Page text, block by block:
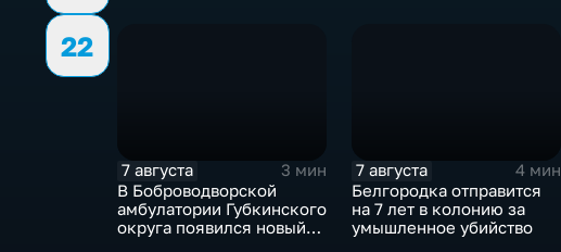
22
7 августа
3 мин
В Боброводворской
амбулатории Губкинского
округа появился новый
7 августа
4 мин
Белгородка отправится
на 7 лет в колонию за
умышленное убийство